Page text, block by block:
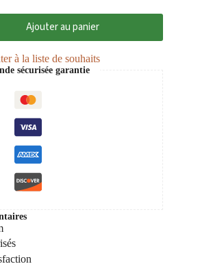
Ajouter au panier
à la liste de souhaits
sécurisée garantie